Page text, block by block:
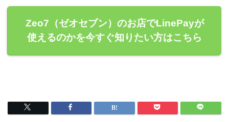
Zeo7（ゼオセブン）のお店でLinePayが
使えるのかを今すぐ知りたい方はこちら